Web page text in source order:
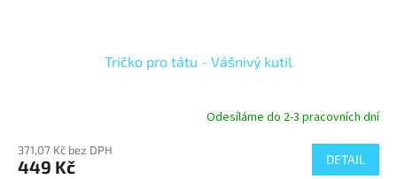
Tričko pro tátu - Vášnivý kutil
Odesíláme do 2-3 pracovních dní
371,07 Kč bez DPH
449 Kč DETAIL